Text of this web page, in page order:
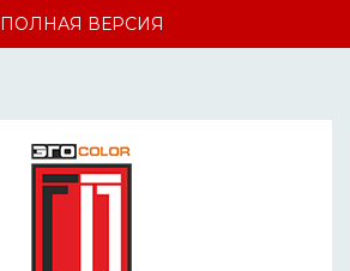
ПОЛНАЯ ВЕРСИЯ